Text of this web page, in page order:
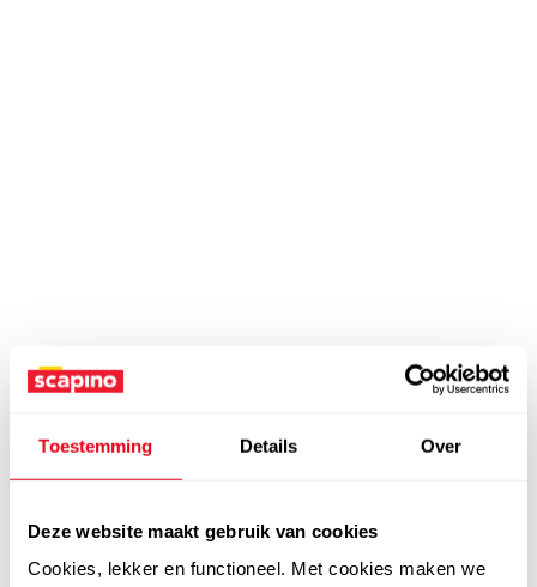
Toestemming Details Over
Deze website maakt gebruik van cookies
Cookies, lekker en functioneel. Met cookies maken we